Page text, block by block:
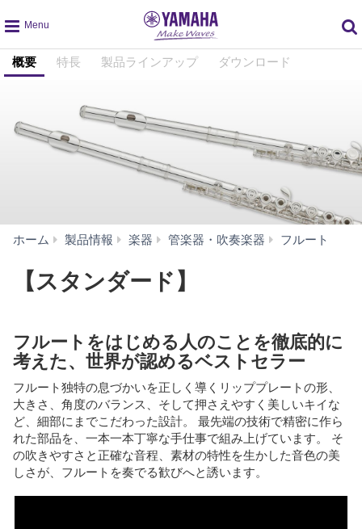
global
navigation
概要 特長 製品ラインアップ ダウンロード
ホーム 製品情報 楽器 管楽器・吹奏楽器 フルート
【スタンダード】
フルートをはじめる人のことを徹底的に
考えた、世界が認めるベストセラー
フルート独特の息づかいを正しく導くリッププレートの形、
大きさ、角度のバランス、そして押さえやすく美しいキイな
ど、細部にまでこだわった設計。 最先端の技術で精密に作ら
れた部品を、一本一本丁寧な手仕事で組み上げています。 そ
の吹きやすさと正確な音程、素材の特性を生かした音色の美
しさが、フルートを奏でる歓びへと誘います。